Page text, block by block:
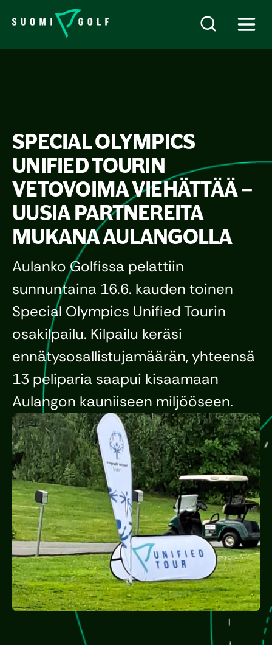
SPECIAL OLYMPICS
UNIFIED TOURIN
VETOVOIMA VIEHÄTTÄÄ –
UUSIA PARTNEREITA
MUKANA AULANGOLLA
Aulanko Golfissa pelattiin
sunnuntaina 16.6. kauden toinen
Special Olympics Unified Tourin
osakilpailu. Kilpailu keräsi
ennätysosallistujamäärän, yhteensä
13 peliparia saapui kisaamaan
Aulangon kauniiseen miljööseen.